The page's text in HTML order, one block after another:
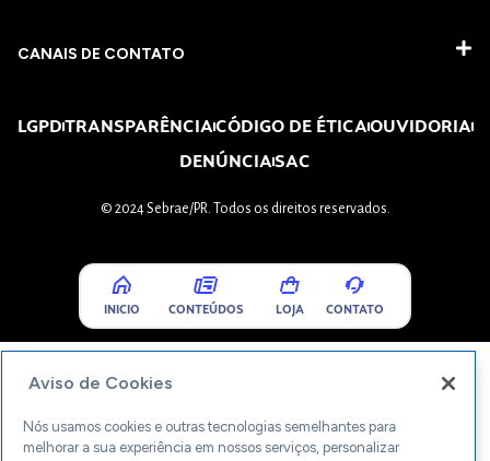
CANAIS DE CONTATO
LGPDTRANSPARÊNCIACÓDIGO DE ÉTICAOUVIDORIA
DENÚNCIASAC
© 2024 Sebrae/PR. Todos os direitos reservados.
INICIO CONTEÚDOS LOJA CONTATO
Aviso de Cookies
Nós usamos cookies e outras tecnologias semelhantes para
melhorar a sua experiência em nossos serviços, personalizar